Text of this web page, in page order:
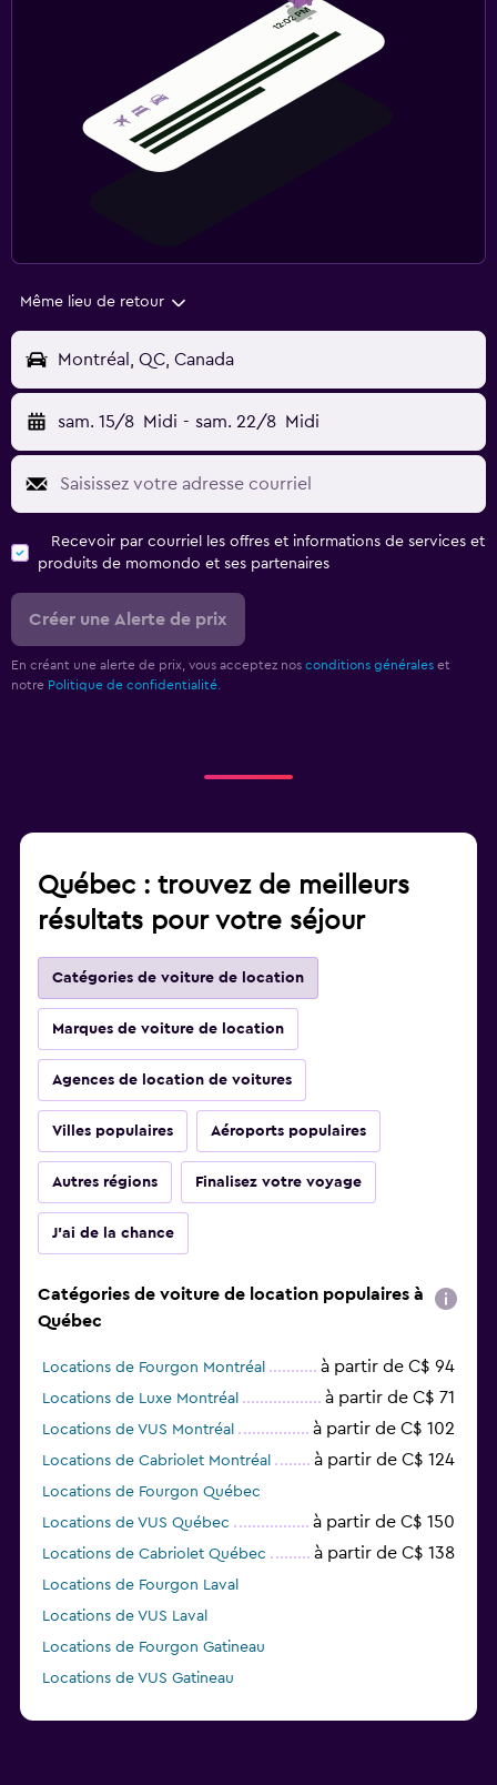
Même lieu de retour
Montréal, QC, Canada
sam. 15/8 Midi - sam. 22/8 Midi
Recevoir par courriel les offres et informations de services et
produits de momondo et ses partenaires
Créer une Alerte de prix
En créant une alerte de prix, vous acceptez nos conditions générales et
notre Politique de confidentialité.
Québec : trouvez de meilleurs
résultats pour votre séjour
Catégories de voiture de location
Marques de voiture de location
Agences de location de voitures
Villes populaires Aéroports populaires
Autres régions Finalisez votre voyage
J'ai de la chance
Catégories de voiture de location populaires à
Québec
Locations de Fourgon Montréal à partir de C$ 94
Locations de Luxe Montréal à partir de C$ 71
Locations de VUS Montréal à partir de C$ 102
Locations de Cabriolet Montréal à partir de C$ 124
Locations de Fourgon Québec
Locations de VUS Québec
à partir de C$ 150
Locations de Cabriolet Québec à partir de C$ 138
Locations de Fourgon Laval
Locations de VUS Laval
Locations de Fourgon Gatineau
Locations de VUS Gatineau